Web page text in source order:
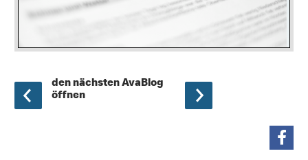
den nächsten AvaBlog
öffnen